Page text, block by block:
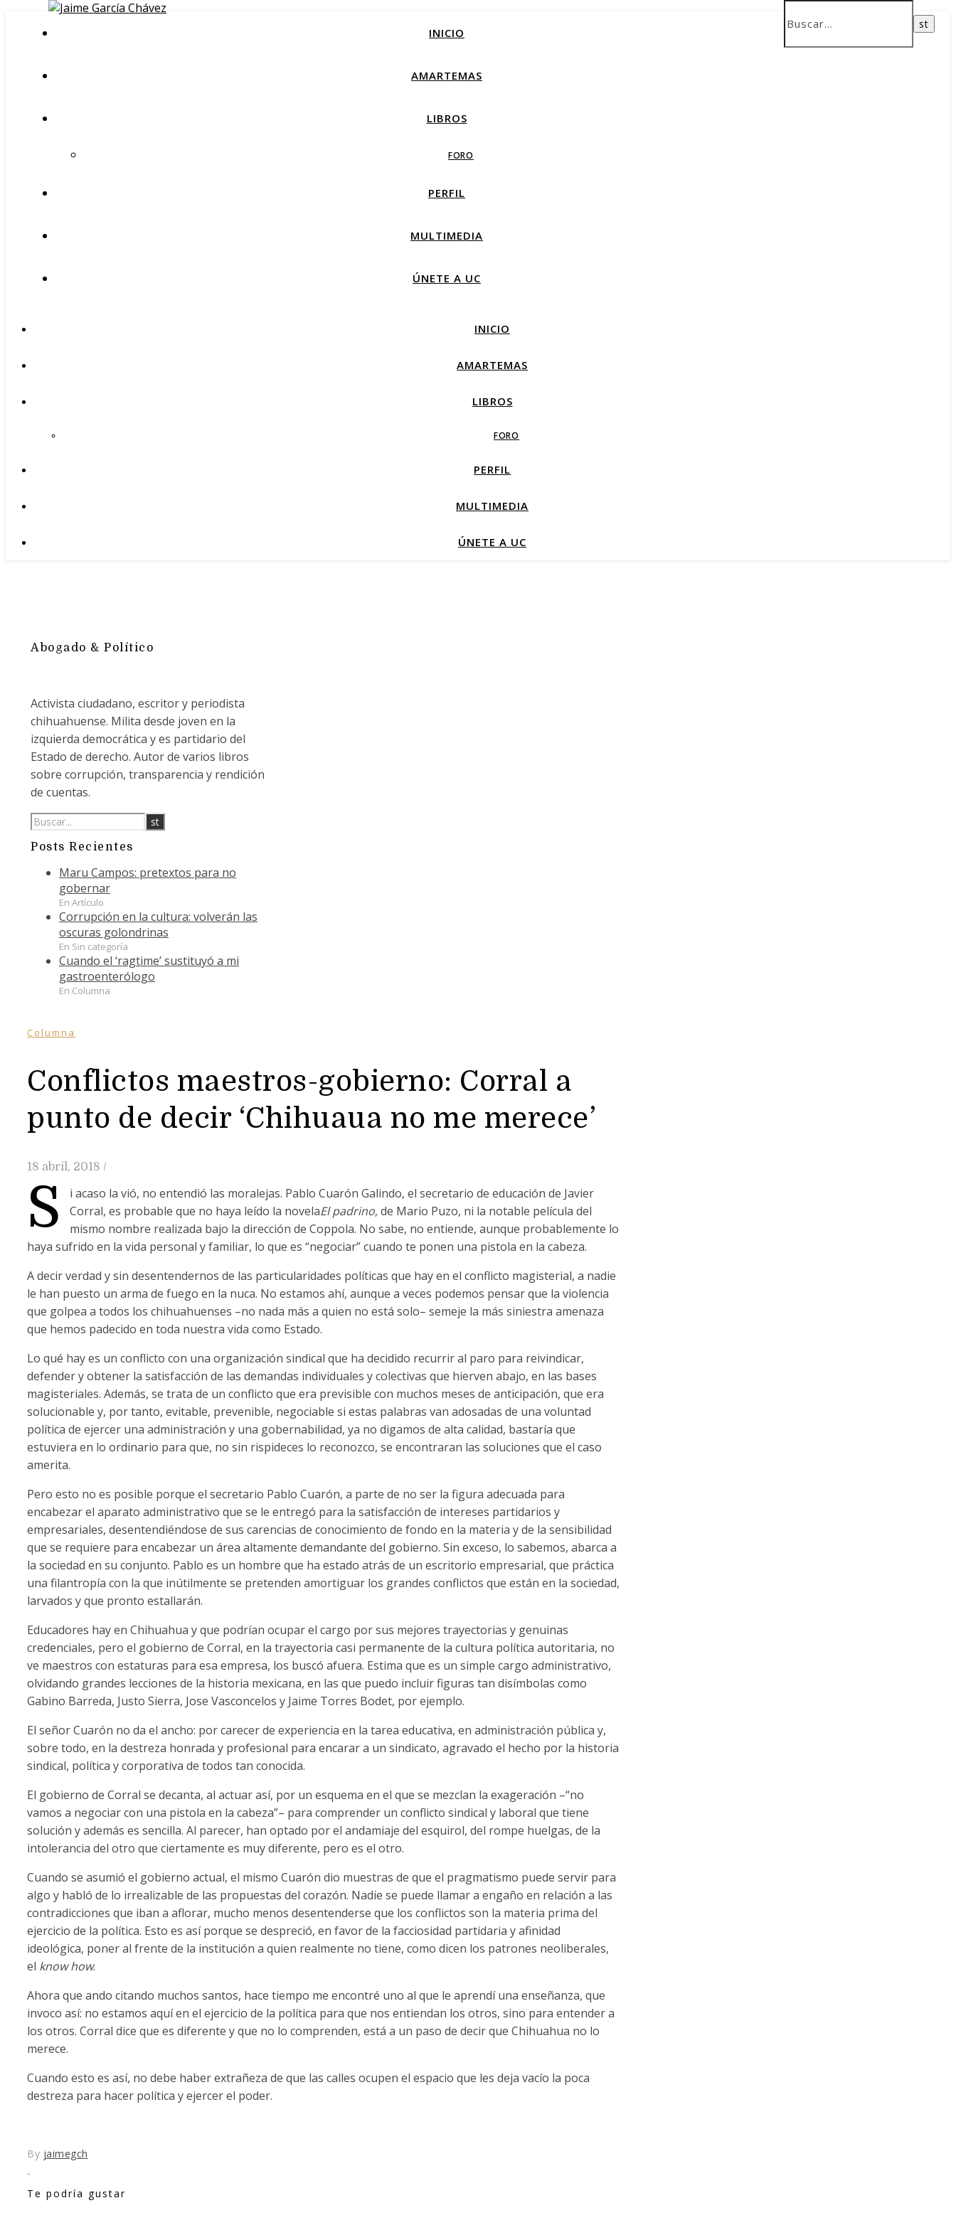
INICIO
AMARTEMAS
LIBROS
FORO
PERFIL
MULTIMEDIA
ÚNETE A UC
INICIO
AMARTEMAS
LIBROS
FORO
PERFIL
MULTIMEDIA
ÚNETE A UC
Abogado & Político
Activista ciudadano, escritor y periodista
chihuahuense. Milita desde joven en la
izquierda democrática y es partidario del
Estado de derecho. Autor de varios libros
sobre corrupción, transparencia y rendición
de cuentas.
Posts Recientes
Maru Campos: pretextos para no
gobernar
En Artículo
Corrupción en la cultura: volverán las
oscuras golondrinas
En Sin categoría
Cuando el ‘ragtime’ sustituyó a mi
gastroenterólogo
En Columna
Columna
Conflictos maestros-gobierno: Corral a
punto de decir ‘Chihuaua no me merece’
18 abril, 2018 /
S
i acaso la vió, no entendió las moralejas. Pablo Cuarón Galindo, el secretario de educación de Javier
Corral, es probable que no haya leído la novelaEl padrino, de Mario Puzo, ni la notable película del
mismo nombre realizada bajo la dirección de Coppola. No sabe, no entiende, aunque probablemente lo
haya sufrido en la vida personal y familiar, lo que es “negociar” cuando te ponen una pistola en la cabeza.
A decir verdad y sin desentendernos de las particularidades políticas que hay en el conflicto magisterial, a nadie
le han puesto un arma de fuego en la nuca. No estamos ahí, aunque a veces podemos pensar que la violencia
que golpea a todos los chihuahuenses –no nada más a quien no está solo– semeje la más siniestra amenaza
que hemos padecido en toda nuestra vida como Estado.
Lo qué hay es un conflicto con una organización sindical que ha decidido recurrir al paro para reivindicar,
defender y obtener la satisfacción de las demandas individuales y colectivas que hierven abajo, en las bases
magisteriales. Además, se trata de un conflicto que era previsible con muchos meses de anticipación, que era
solucionable y, por tanto, evitable, prevenible, negociable si estas palabras van adosadas de una voluntad
política de ejercer una administración y una gobernabilidad, ya no digamos de alta calidad, bastaría que
estuviera en lo ordinario para que, no sin rispideces lo reconozco, se encontraran las soluciones que el caso
amerita.
Pero esto no es posible porque el secretario Pablo Cuarón, a parte de no ser la figura adecuada para
encabezar el aparato administrativo que se le entregó para la satisfacción de intereses partidarios y
empresariales, desentendiéndose de sus carencias de conocimiento de fondo en la materia y de la sensibilidad
que se requiere para encabezar un área altamente demandante del gobierno. Sin exceso, lo sabemos, abarca a
la sociedad en su conjunto. Pablo es un hombre que ha estado atrás de un escritorio empresarial, que práctica
una filantropía con la que inútilmente se pretenden amortiguar los grandes conflictos que están en la sociedad,
larvados y que pronto estallarán.
Educadores hay en Chihuahua y que podrían ocupar el cargo por sus mejores trayectorias y genuinas
credenciales, pero el gobierno de Corral, en la trayectoria casi permanente de la cultura política autoritaria, no
ve maestros con estaturas para esa empresa, los buscó afuera. Estima que es un simple cargo administrativo,
olvidando grandes lecciones de la historia mexicana, en las que puedo incluir figuras tan disímbolas como
Gabino Barreda, Justo Sierra, Jose Vasconcelos y Jaime Torres Bodet, por ejemplo.
El señor Cuarón no da el ancho: por carecer de experiencia en la tarea educativa, en administración pública y,
sobre todo, en la destreza honrada y profesional para encarar a un sindicato, agravado el hecho por la historia
sindical, política y corporativa de todos tan conocida.
El gobierno de Corral se decanta, al actuar así, por un esquema en el que se mezclan la exageración –“no
vamos a negociar con una pistola en la cabeza”– para comprender un conflicto sindical y laboral que tiene
solución y además es sencilla. Al parecer, han optado por el andamiaje del esquirol, del rompe huelgas, de la
intolerancia del otro que ciertamente es muy diferente, pero es el otro.
Cuando se asumió el gobierno actual, el mismo Cuarón dio muestras de que el pragmatismo puede servir para
algo y habló de lo irrealizable de las propuestas del corazón. Nadie se puede llamar a engaño en relación a las
contradicciones que iban a aflorar, mucho menos desentenderse que los conflictos son la materia prima del
ejercicio de la política. Esto es así porque se despreció, en favor de la facciosidad partidaria y afinidad
ideológica, poner al frente de la institución a quien realmente no tiene, como dicen los patrones neoliberales,
el know how.
Ahora que ando citando muchos santos, hace tiempo me encontré uno al que le aprendí una enseñanza, que
invoco así: no estamos aquí en el ejercicio de la política para que nos entiendan los otros, sino para entender a
los otros. Corral dice que es diferente y que no lo comprenden, está a un paso de decir que Chihuahua no lo
merece.
Cuando esto es así, no debe haber extrañeza de que las calles ocupen el espacio que les deja vacío la poca
destreza para hacer política y ejercer el poder.
By jaimegch
Te podría gustar